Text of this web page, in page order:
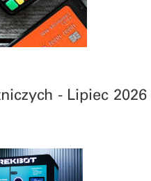
- Lipiec 2026